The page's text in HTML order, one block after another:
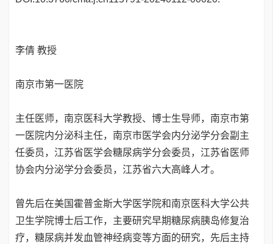
李倩 教授
南京市第一医院
主任医师，南京医科大学教授、博士生导师，南京市第
一医院内分泌科主任，南京市医学会内分泌学分会副主
任委员，江苏省医学会糖尿病学分会委员，江苏省医师
协会内分泌学分会委员，江苏省六大高峰人才。
曾先后在美国霍普金斯大学医学院和南京医科大学公共
卫生学院博士后工作，主要研究早期糖尿病胰岛修复治
疗，糖尿病并发血管神经病变等方面的研究，先后主持